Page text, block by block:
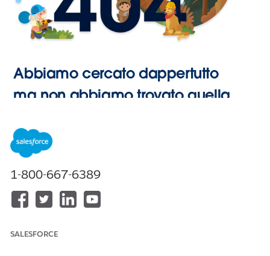
Abbiamo cercato dappertutto
ma non abbiamo trovato quella
1-800-667-6389
SALESFORCE